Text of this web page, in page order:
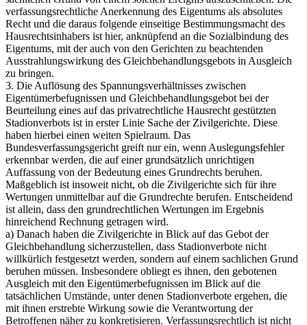
verfassungsrechtliche Anerkennung des Eigentums als absolutes
Recht und die daraus folgende einseitige Bestimmungsmacht des
Hausrechtsinhabers ist hier, anknüpfend an die Sozialbindung des
Eigentums, mit der auch von den Gerichten zu beachtenden
Ausstrahlungswirkung des Gleichbehandlungsgebots in Ausgleich
zu bringen.
3. Die Auflösung des Spannungsverhältnisses zwischen
Eigentümerbefugnissen und Gleichbehandlungsgebot bei der
Beurteilung eines auf das privatrechtliche Hausrecht gestützten
Stadionverbots ist in erster Linie Sache der Zivilgerichte. Diese
haben hierbei einen weiten Spielraum. Das
Bundesverfassungsgericht greift nur ein, wenn Auslegungsfehler
erkennbar werden, die auf einer grundsätzlich unrichtigen
Auffassung von der Bedeutung eines Grundrechts beruhen.
Maßgeblich ist insoweit nicht, ob die Zivilgerichte sich für ihre
Wertungen unmittelbar auf die Grundrechte berufen. Entscheidend
ist allein, dass den grundrechtlichen Wertungen im Ergebnis
hinreichend Rechnung getragen wird.
a) Danach haben die Zivilgerichte in Blick auf das Gebot der
Gleichbehandlung sicherzustellen, dass Stadionverbote nicht
willkürlich festgesetzt werden, sondern auf einem sachlichen Grund
beruhen müssen. Insbesondere obliegt es ihnen, den gebotenen
Ausgleich mit den Eigentümerbefugnissen im Blick auf die
tatsächlichen Umstände, unter denen Stadionverbote ergehen, die
mit ihnen erstrebte Wirkung sowie die Verantwortung der
Betroffenen näher zu konkretisieren. Verfassungsrechtlich ist nicht